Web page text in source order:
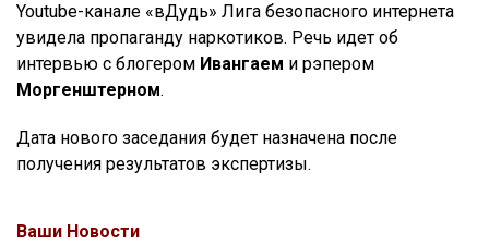
Youtube-канале «вДудь» Лига безопасного интернета
увидела пропаганду наркотиков. Речь идет об
интервью с блогером Ивангаем и рэпером
Моргенштерном.
Дата нового заседания будет назначена после
получения результатов экспертизы.
Ваши Новости